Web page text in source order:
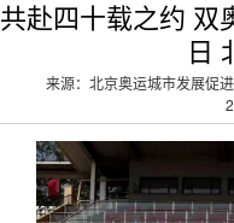
共赴四十载之约 双
日
来源：北京奥运城市发展促